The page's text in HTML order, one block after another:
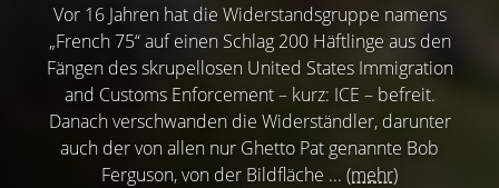
Vor 16 Jahren hat die Widerstandsgruppe namens
„French 75“ auf einen Schlag 200 Häftlinge aus den
Fängen des skrupellosen United States Immigration
and Customs Enforcement – kurz: ICE – befreit.
Danach verschwanden die Widerständler, darunter
auch der von allen nur Ghetto Pat genannte Bob
Ferguson, von der Bildfläche ... (mehr)